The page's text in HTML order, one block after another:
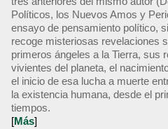
Políticos, los Nuevos Amos y
ensayo de pensamiento político,
recoge misteriosas revelaciones
primeros ángeles a la Tierra, sus
vivientes del planeta, el
el inicio de esa lucha a muerte
la existencia humana, desde el
tiempos.
[Más]